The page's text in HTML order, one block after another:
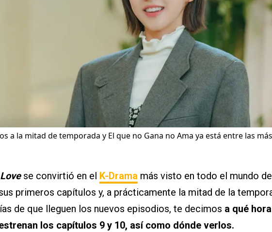
a la mitad de temporada y El que no Gana no Ama ya está entre las
se convirtió en el K-Drama más visto en todo el mundo
primeros capítulos y, a prácticamente la mitad de la
de que lleguen los nuevos episodios, te decimos a qué
los capítulos 9 y 10, así como dónde verlos.